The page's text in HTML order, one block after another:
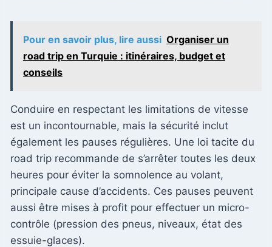
Pour en savoir plus, lire aussi Organiser un
road trip en Turquie : itinéraires, budget et
conseils
Conduire en respectant les limitations de vitesse
est un incontournable, mais la sécurité inclut
également les pauses régulières. Une loi tacite du
road trip recommande de s’arrêter toutes les deux
heures pour éviter la somnolence au volant,
principale cause d’accidents. Ces pauses peuvent
aussi être mises à profit pour effectuer un micro-
contrôle (pression des pneus, niveaux, état des
essuie-glaces).